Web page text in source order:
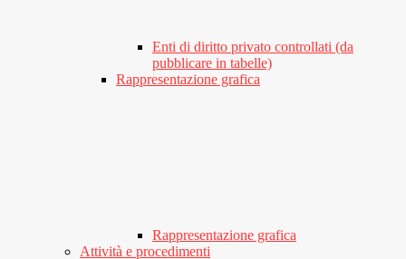
Enti di diritto privato controllati (da
pubblicare in tabelle)
Rappresentazione grafica
Rappresentazione grafica
Attività e procedimenti